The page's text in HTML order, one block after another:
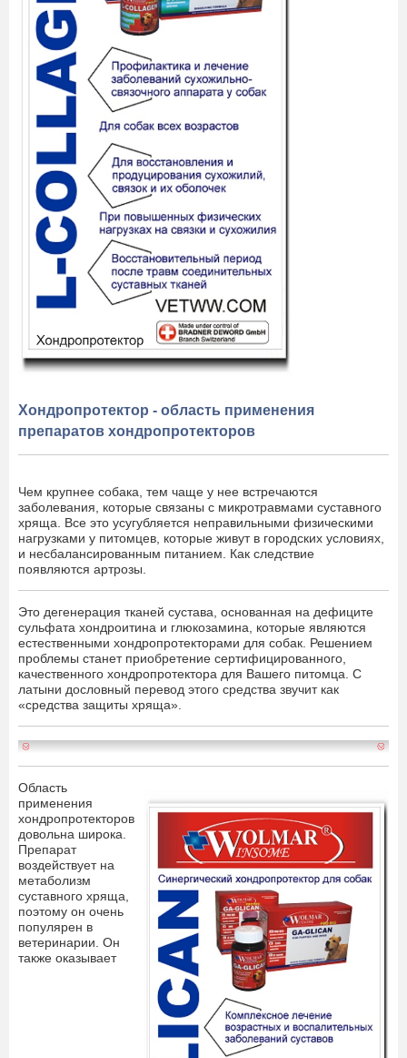
Хондропротектор - область применения
препаратов хондропротекторов
Чем крупнее собака, тем чаще у нее встречаются
заболевания, которые связаны с микротравмами суставного
хряща. Все это усугубляется неправильными физическими
нагрузками у питомцев, которые живут в городских условиях,
и несбалансированным питанием. Как следствие
появляются артрозы.
Это дегенерация тканей сустава, основанная на дефиците
сульфата хондроитина и глюкозамина, которые являются
естественными хондропротекторами для собак. Решением
проблемы станет приобретение сертифицированного,
качественного хондропротектора для Вашего питомца. С
латыни дословный перевод этого средства звучит как
«средства защиты хряща».
Область
применения
хондропротекторов
довольна широка.
Препарат
воздействует на
метаболизм
суставного хряща,
поэтому он очень
популярен в
ветеринарии. Он
также оказывает